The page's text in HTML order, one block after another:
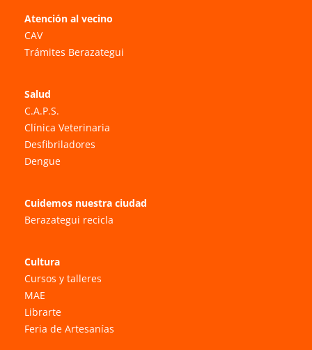
Atención al vecino
CAV
Trámites Berazategui
Salud
C.A.P.S.
Clínica Veterinaria
Desfibriladores
Dengue
Cuidemos nuestra ciudad
Berazategui recicla
Cultura
Cursos y talleres
MAE
Librarte
Feria de Artesanías